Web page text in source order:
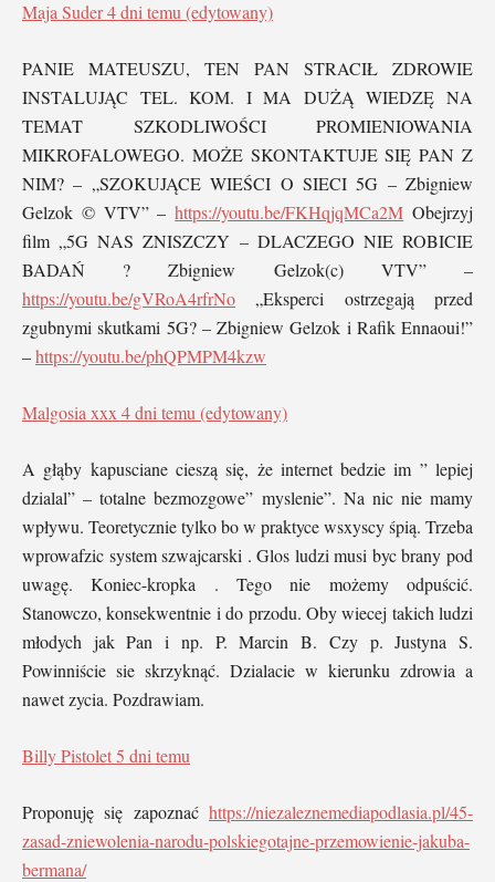
Maja Suder4 dni temu (edytowany)
PANIE MATEUSZU, TEN PAN STRACIŁ ZDROWIE
INSTALUJĄC TEL. KOM. I MA DUŻĄ WIEDZĘ NA
TEMAT SZKODLIWOŚCI PROMIENIOWANIA
MIKROFALOWEGO. MOŻE SKONTAKTUJE SIĘ PAN Z
NIM? – „SZOKUJĄCE WIEŚCI O SIECI 5G – Zbigniew
Gelzok © VTV” –https://youtu.be/FKHqjqMCa2M Obejrzyj
film „5G NAS ZNISZCZY – DLACZEGO NIE ROBICIE
BADAŃ ? Zbigniew Gelzok(c) VTV” –
https://youtu.be/gVRoA4rfrNo „Eksperci ostrzegają przed
zgubnymi skutkami 5G? – Zbigniew Gelzok i Rafik Ennaoui!”
–https://youtu.be/phQPMPM4kzw
Malgosia xxx 4 dni temu (edytowany)
A głąby kapusciane cieszą się, że internet bedzie im ” lepiej
dzialal” – totalne bezmozgowe” myslenie”. Na nic nie mamy
wpływu. Teoretycznie tylko bo w praktyce wsxyscy śpią. Trzeba
wprowafzic system szwajcarski . Glos ludzi musi byc brany pod
uwagę. Koniec-kropka . Tego nie możemy odpuścić.
Stanowczo, konsekwentnie i do przodu. Oby wiecej takich ludzi
młodych jak Pan i np. P. Marcin B. Czy p. Justyna S.
Powinniście sie skrzyknąć. Dzialacie w kierunku zdrowia a
nawet zycia. Pozdrawiam.
Billy Pistolet5 dni temu
Proponuję się zapoznać https://niezaleznemediapodlasia.pl/45-
zasad-zniewolenia-narodu-polskiegotajne-przemowienie-jakuba-
bermana/